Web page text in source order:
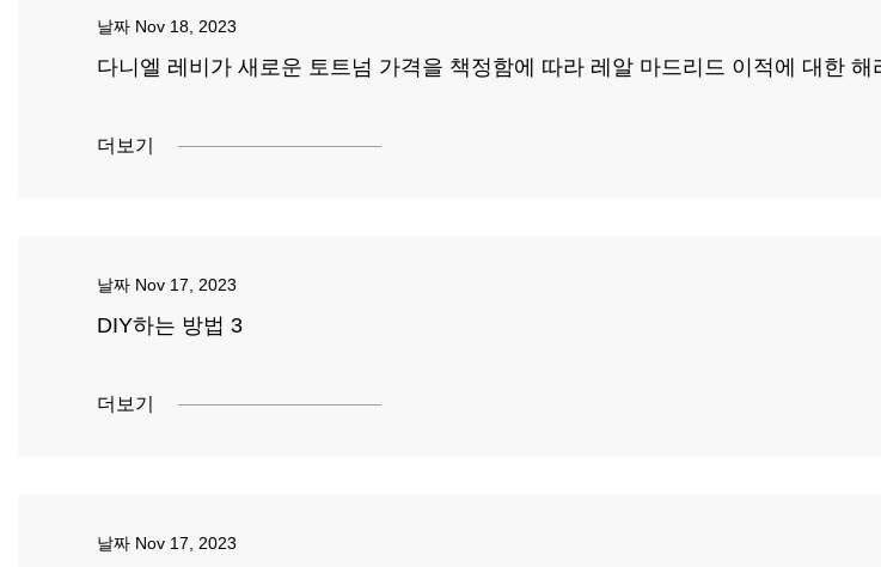
날짜 Nov 18, 2023
다니엘 레비가 새로운 토트넘 가격을 책정함에 따라 레알 마드리드 이적에 대한 해
더보기
날짜 Nov 17, 2023
DIY하는 방법 3
더보기
날짜 Nov 17, 2023